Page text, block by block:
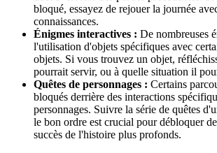
bloqué, essayez de rejouer la journée
connaissances.
Énigmes interactives : De nombreuses
l'utilisation d'objets spécifiques avec
objets. Si vous trouvez un objet,
pourrait servir, ou à quelle situation il
Quêtes de personnages : Certains
bloqués derrière des interactions
personnages. Suivre la série de quêtes
le bon ordre est crucial pour débloquer
succès de l'histoire plus profonds.